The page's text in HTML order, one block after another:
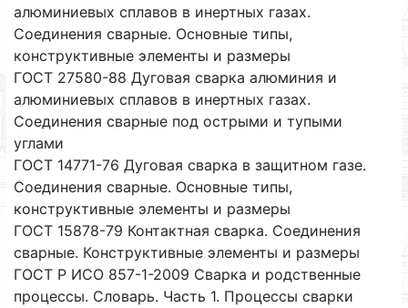
алюминиевых сплавов в инертных газах.
Соединения сварные. Основные типы,
конструктивные элементы и размеры
ГОСТ 27580-88 Дуговая сварка алюминия и
алюминиевых сплавов в инертных газах.
Соединения сварные под острыми и тупыми
углами
ГОСТ 14771-76 Дуговая сварка в защитном газе.
Соединения сварные. Основные типы,
конструктивные элементы и размеры
ГОСТ 15878-79 Контактная сварка. Соединения
сварные. Конструктивные элементы и размеры
ГОСТ Р ИСО 857-1-2009 Сварка и родственные
процессы. Словарь. Часть 1. Процессы сварки